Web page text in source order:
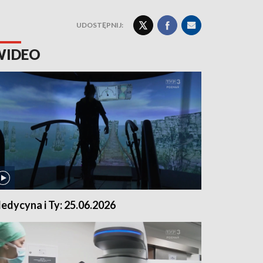
UDOSTĘPNIJ:
i Ty: 25.06.2026